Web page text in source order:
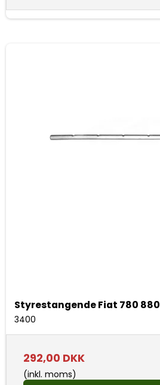
Styrestangende Fiat 780 880
3400
292,00 DKK
(inkl. moms)